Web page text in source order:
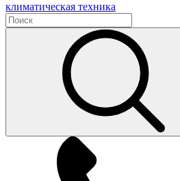
климатическая техника